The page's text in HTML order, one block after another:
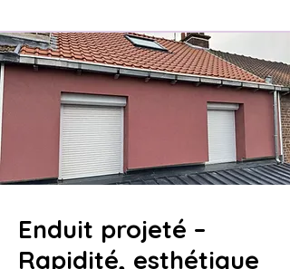
Enduit projeté –
Rapidité, esthétique